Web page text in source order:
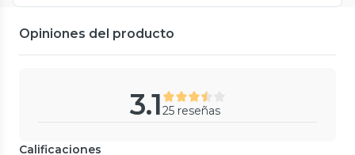
Opiniones del producto
3.125 reseñas
Calificaciones